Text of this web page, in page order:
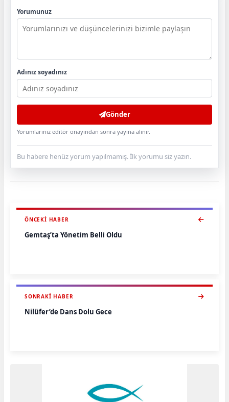
Yorumunuz
Adınız soyadınız
Gönder
Yorumlarınız editör onayından sonra yayına alınır.
Bu habere henüz yorum yapılmamış. İlk yorumu siz yazın.
ÖNCEKI HABER
Gemtaş’ta Yönetim Belli Oldu
SONRAKI HABER
Nilüfer’de Dans Dolu Gece